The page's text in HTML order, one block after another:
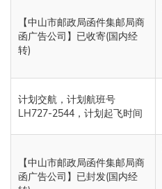
【中山市邮政局函件集邮局商
函广告公司】已收寄(国内经
转)
计划交航，计划航班号
LH727-2544，计划起飞时间
【中山市邮政局函件集邮局商
函广告公司】已封发(国内经